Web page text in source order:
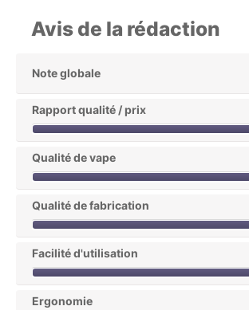
Avis de la rédaction
Note globale
Rapport qualité / prix
Qualité de vape
Qualité de fabrication
Facilité d'utilisation
Ergonomie